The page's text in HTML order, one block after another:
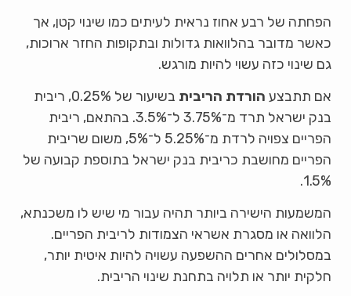
הפחתה של רבע אחוז נראית לעיתים כמו שינוי קטן, אך
כאשר מדובר בהלוואות גדולות ובתקופות החזר ארוכות,
גם שינוי כזה עשוי להיות מורגש.
אם תתבצע הורדת הריבית
בשיעור של 0.25%, ריבית
בנק ישראל תרד מ־3.75% ל־3.5%. בהתאם, ריבית
הפריים צפויה לרדת מ־5.25% ל־5%, משום שריבית
הפריים מחושבת כריבית בנק ישראל בתוספת קבועה של
1.5%.
המשמעות הישירה ביותר תהיה עבור מי שיש לו משכנתא,
הלוואה או מסגרת אשראי הצמודות לריבית הפריים.
במסלולים אחרים ההשפעה עשויה להיות איטית יותר,
חלקית יותר או תלויה בתחנת שינוי הריבית.